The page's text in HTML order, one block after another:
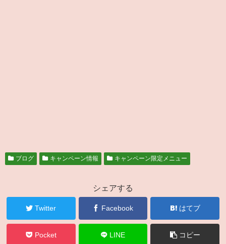
ブログ キャンペーン情報 キャンペーン限定メニュー
シェアする
Twitter Facebook はてブ
Pocket LINE コピー